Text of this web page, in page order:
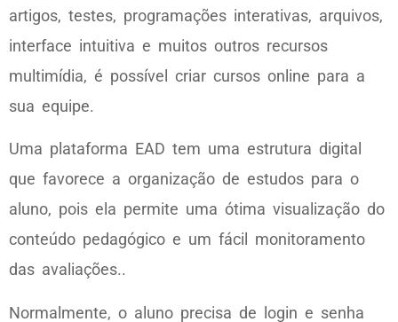
artigos, testes, programações interativas, arquivos,
interface intuitiva e muitos outros recursos
multimídia, é possível criar cursos online para a
sua equipe.
Uma plataforma EAD tem uma estrutura digital
que favorece a organização de estudos para o
aluno, pois ela permite uma ótima visualização do
conteúdo pedagógico e um fácil monitoramento
das avaliações..
Normalmente, o aluno precisa de login e senha